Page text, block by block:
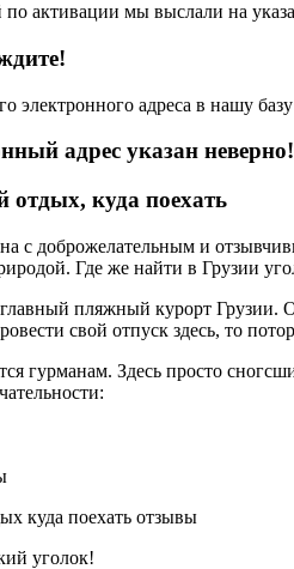
активации мы выслали на
электронного адреса в нашу базу
адрес указан неверно!
куда поехать
с доброжелательным и
Где же найти в Грузии
пляжный курорт Грузии.
свой отпуск здесь, то
гурманам. Здесь просто
уголок!